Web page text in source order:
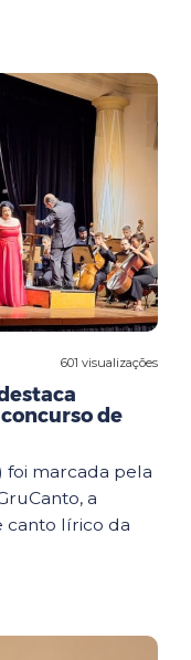
601 visualizações
de
marcada pela
a
canto lírico da